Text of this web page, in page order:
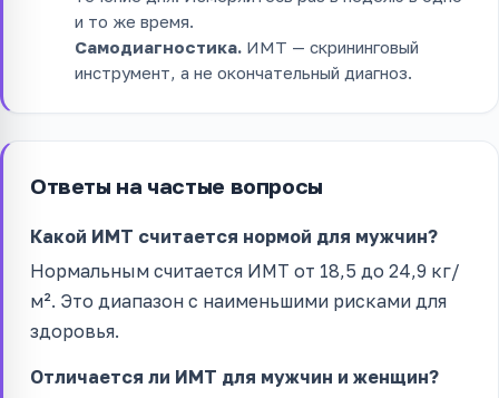
и то же время.
Самодиагностика. ИМТ — скрининговый
инструмент, а не окончательный диагноз.
Ответы на частые вопросы
Какой ИМТ считается нормой для мужчин?
Нормальным считается ИМТ от 18,5 до 24,9 кг/
м². Это диапазон с наименьшими рисками для
здоровья.
Отличается ли ИМТ для мужчин и женщин?